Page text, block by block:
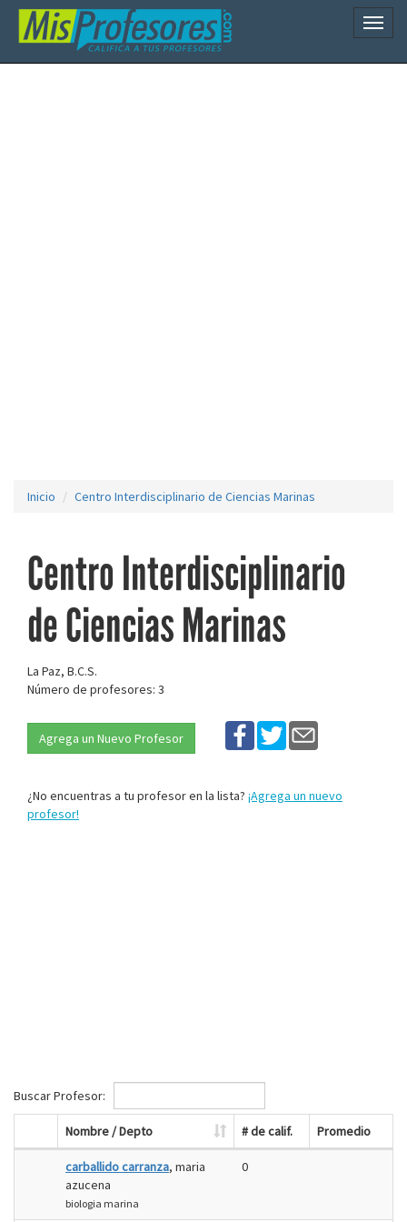
Inicio Centro Interdisciplinario de Ciencias Marinas
Centro Interdisciplinario
de Ciencias Marinas
La Paz, B.C.S.
Número de profesores: 3
Agrega un Nuevo Profesor
¿No encuentras a tu profesor en la lista? ¡Agrega un nuevo
profesor!
Buscar Profesor:
Nombre / Depto # de calif. Promedio
carballido carranza, maria
azucena
biologia marina
0